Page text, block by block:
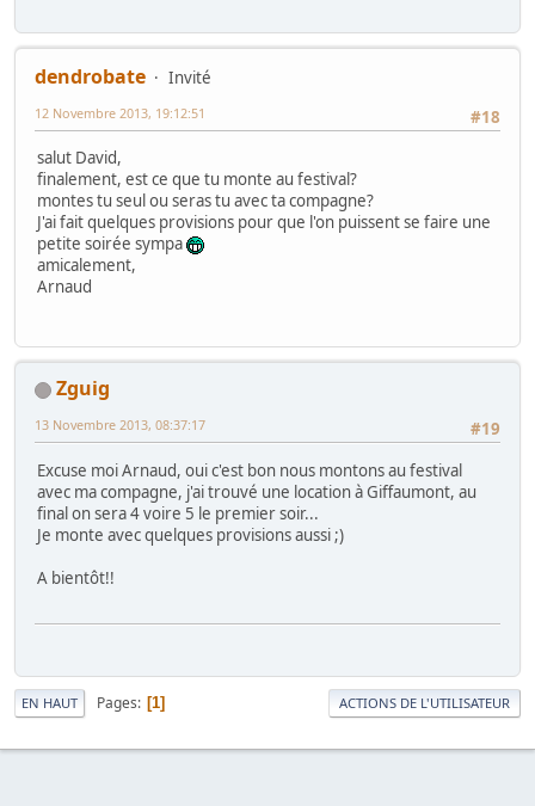
dendrobate
Invité
#18
12 Novembre 2013, 19:12:51
salut David,
finalement, est ce que tu monte au festival?
montes tu seul ou seras tu avec ta compagne?
J'ai fait quelques provisions pour que l'on puissent se faire une
petite soirée sympa
amicalement,
Arnaud
Zguig
#19
13 Novembre 2013, 08:37:17
Excuse moi Arnaud, oui c'est bon nous montons au festival
avec ma compagne, j'ai trouvé une location à Giffaumont, au
final on sera 4 voire 5 le premier soir...
Je monte avec quelques provisions aussi ;)
A bientôt!!
EN HAUT Pages 1 ACTIONS DE L'UTILISATEUR